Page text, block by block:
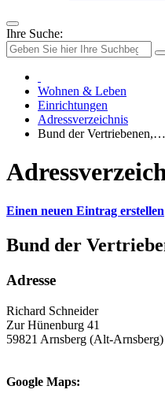
Ihre Suche:
Wohnen & Leben
Einrichtungen
Adressverzeichnis
Bund der Vertriebenen,…
Einen neuen Eintrag erstellen
Bund der
Adresse
Richard Schneider
Zur Hünenburg 41
59821 Arnsberg (Alt-Arnsberg)
Google Maps: